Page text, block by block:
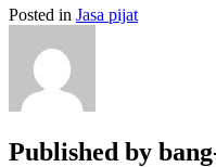
Posted in Jasa pijat
Published by